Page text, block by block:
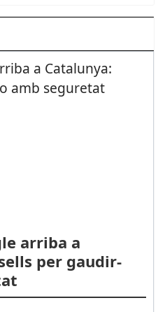
arriba a
per gaudir-